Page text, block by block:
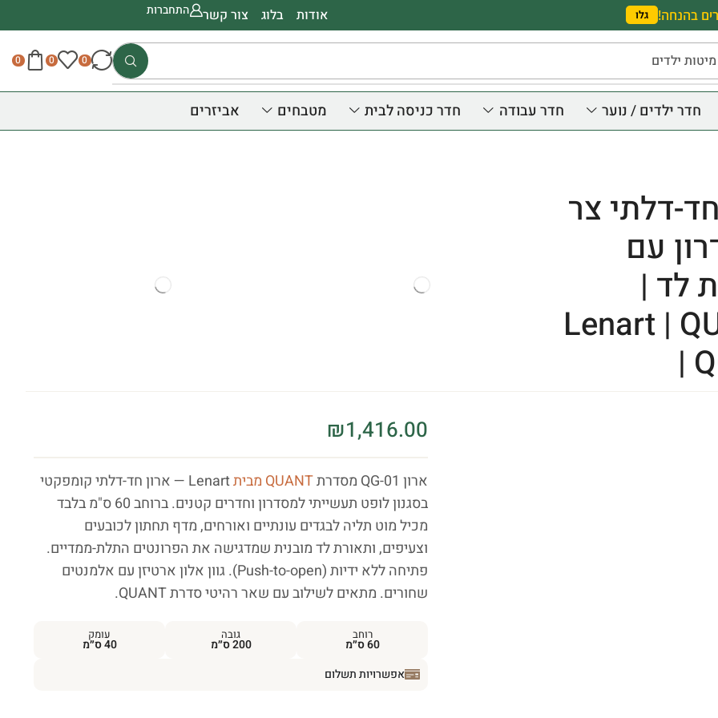
בהנחה! גלו אודות בלוג צור קשר התחברות
ילדים 0
0
0
חדר ילדים / נוער חדר עבודה חדר כניסה לבית מטבחים אביזרים
דלתי צר
עם
לד |
Lenart |
|
₪1,416.00
ארון QG-01 מסדרת QUANT מבית
Lenart — ארון חד-דלתי קומפקטי
בסגנון לופט תעשייתי למסדרון וחדרים קטנים. ברוחב 60 ס"מ בלבד
מכיל מוט תליה לבגדים עונתיים ואורחים, מדף תחתון לכובעים
וצעיפים, ותאורת לד מובנית שמדגישה את הפרונטים התלת-ממדיים.
פתיחה ללא ידיות (Push-to-open). גוון אלון ארטיזן עם אלמנטים
שחורים. מתאים לשילוב עם שאר רהיטי סדרת QUANT.
רוחב
60 ס״מ
גובה
200 ס״מ
עומק
40 ס״מ
אפשרויות תשלום